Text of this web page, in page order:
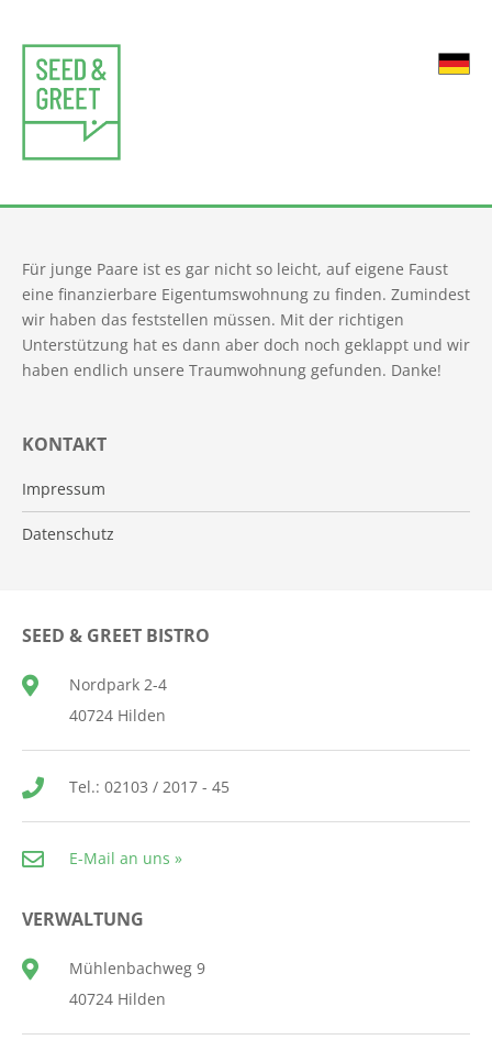
KONTAKT
Impressum
Datenschutz
Für junge Paare ist es gar nicht so leicht, auf eigene Faust
eine finanzierbare Eigentumswohnung zu finden. Zumindest
wir haben das feststellen müssen. Mit der richtigen
Unterstützung hat es dann aber doch noch geklappt und wir
haben endlich unsere Traumwohnung gefunden. Danke!
SEED & GREET BISTRO
Nordpark 2-4
40724 Hilden
Tel.: 02103 / 2017 - 45
E-Mail an uns »
VERWALTUNG
Mühlenbachweg 9
40724 Hilden